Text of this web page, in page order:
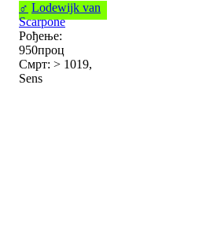
♂ Lodewijk van
Scarpone
Рођење:
950проц
Смрт: > 1019,
Sens